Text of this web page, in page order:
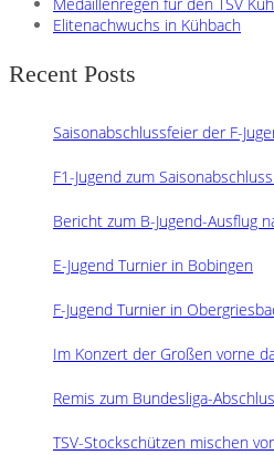
Elitenachwuchs in Kühbach
Recent Posts
Saisonabschlussfeier der F-
F1-Jugend zum
Bericht zum B-Jugend-Ausflug
E-Jugend Turnier in Bobingen
F-Jugend Turnier in
Im Konzert der Großen vorne
Remis zum Bundesliga-
TSV-Stockschützen mischen